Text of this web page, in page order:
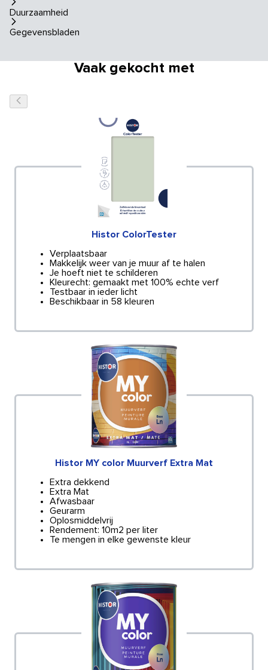
Duurzaamheid
Gegevensbladen
Vaak gekocht met
Histor ColorTester
Verplaatsbaar
Makkelijk weer van je muur af te halen
Je hoeft niet te schilderen
Kleurecht: gemaakt met 100% echte verf
Testbaar in ieder licht
Beschikbaar in 58 kleuren
Histor MY color Muurverf Extra Mat
Extra dekkend
Extra Mat
Afwasbaar
Geurarm
Oplosmiddelvrij
Rendement: 10m2 per liter
Te mengen in elke gewenste kleur